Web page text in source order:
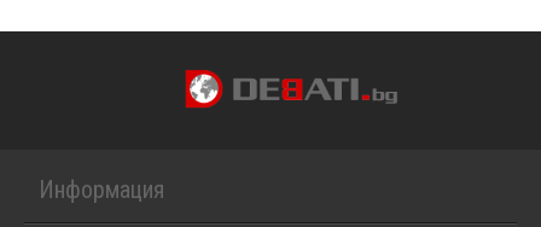
Информация